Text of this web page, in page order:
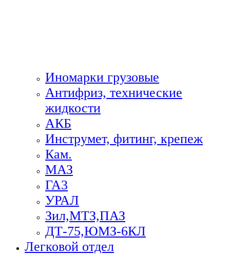
Иномарки грузовые
Антифриз, технические
жидкости
АКБ
Инструмет, фитинг, крепеж
Кам.
МАЗ
ГА3
УРАЛ
Зил,МТЗ,ПАЗ
ДТ-75,ЮМЗ-6КЛ
Легковой отдел